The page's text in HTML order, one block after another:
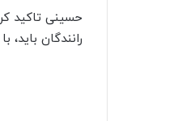
حسینی تاکید
رانندگان